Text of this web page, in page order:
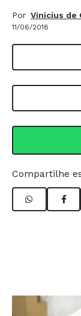
Por Vinicius de
11/06/2018
Compartilhe